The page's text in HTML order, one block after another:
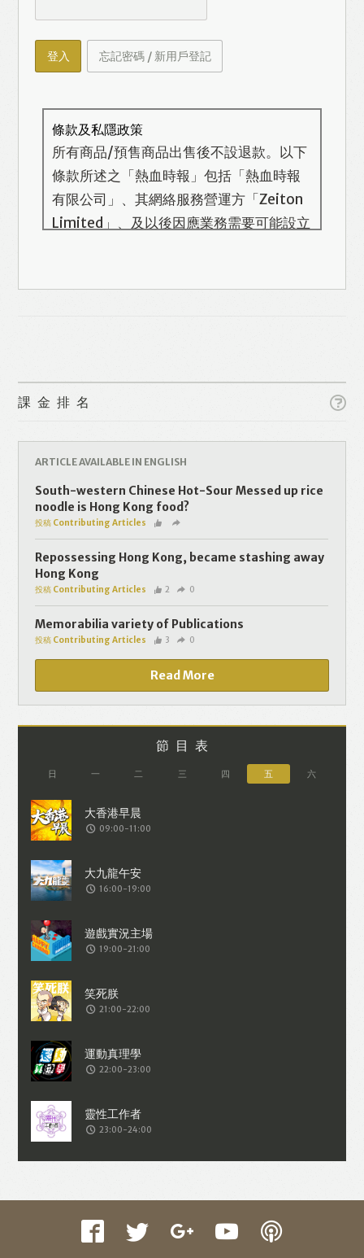
Like Facebook Twitter Line
WhatsApp Email Print
登入 忘記密碼 / 新用戶登記
條款及私隱政策
所有商品/預售商品出售後不設退款。以下
條款所述之「熱血時報」包括「熱血時報
有限公司」、其網絡服務營運方「Zeiton
Limited」、及以後因應業務需要可能設立
願性質。我們收集的個人資料包括姓名、
保留隨時增減本付費服務內容的權利，包
括但不限於漫畫、節目、小說等欄目及內
將你的個人資料與從商業夥伴或其他公司
取得的資料結合，但不會出租、出售、或
透露你的個人資料予他人或非附屬公司。
個人資料將用於提供更適合你的廣告及網
頁內容、評估與改善我們的服務、聯絡你
或進行不記名的 究調查。所得資料亦只會
用於所述指定用途。除非所作用途為法例
容許或屬法例規定，否則未經你事先同
意，你的個人資料不會作其他用途。如果
決定提供個人資料，即表示您同意我們將
該資料傳送並儲存。 熱血時報會根據用戶
廣告目標人士的標準），而發送目標廣
告。不會因為你與廣告作出互動或觀看一
個目標廣告而向廣告客戶提供任何用戶的
個人資料。 但如果你觀看或與該廣告作出
互動，則表示你同意廣告客戶有可能假設
你符合該廣告目標客戶群的標準。熱血時
報並會根據你在交易平台（如PAYPAL），
問答、爭執或與帳戶相關的物品或內
容）。
課金排名
ARTICLE AVAILABLE IN ENGLISH
South-western Chinese Hot-Sour Messed up rice
noodle is Hong Kong food?
投稿 Contributing Articles
Repossessing Hong Kong, became stashing away
Hong Kong
投稿 Contributing Articles 2 0
Memorabilia variety of Publications
投稿 Contributing Articles 3 0
Read More
節目表
日 一 二 三 四 五 六
09:00-11:00
16:00-19:00
19:00-21:00
21:00-22:00
22:00-23:00
23:00-24:00